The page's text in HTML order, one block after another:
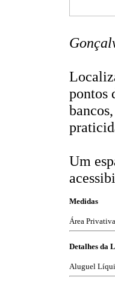
pontos
Um
Medidas
Área
Detalhes da
Aluguel